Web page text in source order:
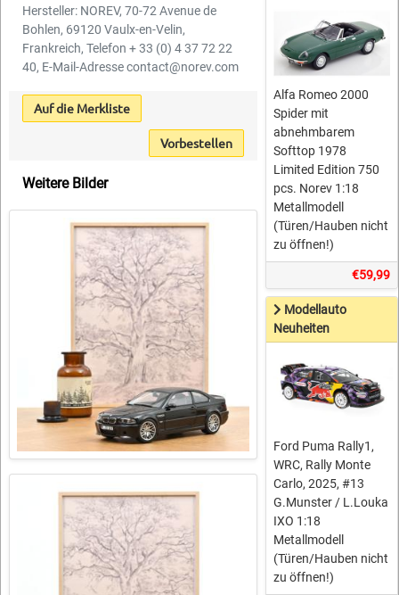
Hersteller: NOREV, 70-72 Avenue de
Bohlen, 69120 Vaulx-en-Velin,
Frankreich, Telefon + 33 (0) 4 37 72 22
40, E-Mail-Adresse contact@norev.com
Auf die Merkliste
Vorbestellen
Weitere Bilder
Alfa Romeo 2000
Spider mit
abnehmbarem
Softtop 1978
Limited Edition 750
pcs. Norev 1:18
Metallmodell
(Türen/Hauben nicht
zu öffnen!)
€59,99
Modellauto
Neuheiten
Ford Puma Rally1,
WRC, Rally Monte
Carlo, 2025, #13
G.Munster / L.Louka
IXO 1:18
Metallmodell
(Türen/Hauben nicht
zu öffnen!)